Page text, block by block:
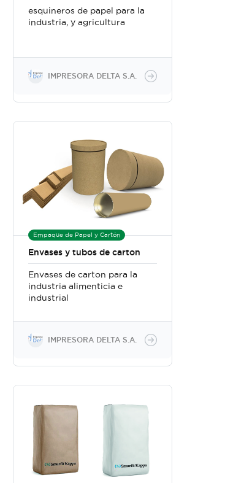
esquineros de papel para la
industria, y agricultura
IMPRESORA DELTA S.A.
Empaque de Papel y Cartón
Envases y tubos de carton
Envases de carton para la
industria alimenticia e
industrial
IMPRESORA DELTA S.A.